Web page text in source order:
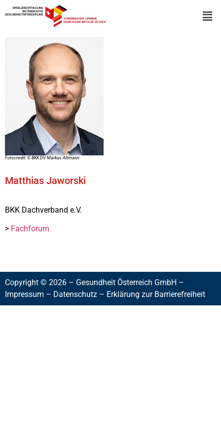
Fotocredit: © BKK DV Markus Altmann
Matthias Jaworski
BKK Dachverband e.V.
> Fachforum
Copyright © 2026 – Gesundheit Österreich GmbH –
Impressum – Datenschutz – Erklärung zur Barrierefreiheit